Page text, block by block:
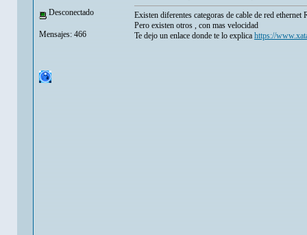
Desconectado
Mensajes: 466
Existen diferentes categoras de cable de red
Pero existen otros , con mas velocidad
Te dejo un enlace donde te lo explica https://